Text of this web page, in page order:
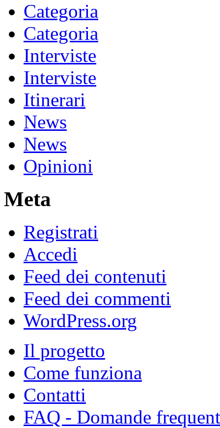
Categoria
Categoria
Interviste
Interviste
Itinerari
News
News
Opinioni
Meta
Registrati
Accedi
Feed dei contenuti
Feed dei commenti
WordPress.org
Il progetto
Come funziona
Contatti
FAQ - Domande